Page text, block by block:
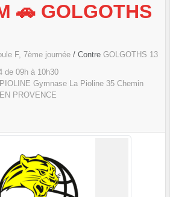
🚗 GOLGOTHS
F, 7ème journée / Contre GOLGOTHS 13
de 09h à 10h30
Gymnase La Pioline 35 Chemin
PROVENCE